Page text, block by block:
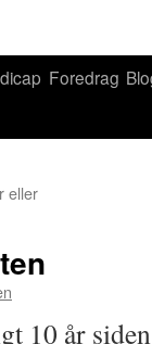
Foredrag
eller
10 år